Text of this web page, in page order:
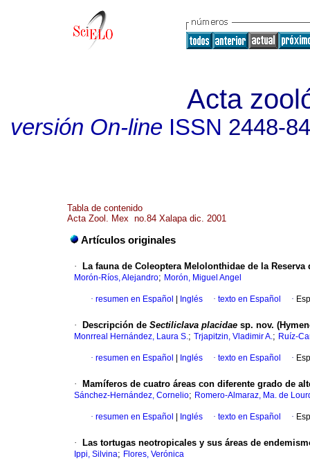
Acta
versión On-lineISSN 2448-
Tabla de contenido
Acta Zool. Mex no.84 Xalapa dic. 2001
Artículos originales
· La fauna de Coleoptera Melolonthidae de la
Morón-Ríos, Alejandro; Morón, Miguel Angel
· resumen en Español Inglés · texto en Español ·
· Descripción de Sectiliclava placidae sp. nov.
Monrreal Hernández, Laura S.; Trjapitzin, Vladimir A.; Ruíz-
· resumen en Español Inglés · texto en Español ·
· Mamíferos de cuatro áreas con diferente grado de
Sánchez-Hernández, Cornelio; Romero-Almaraz, Ma. de
· resumen en Español Inglés · texto en Español ·
· Las tortugas neotropicales y sus áreas de
Ippi, Silvina; Flores, Verónica